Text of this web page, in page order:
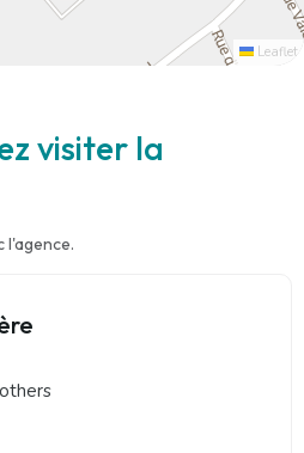
Leaflet
visiter la
l'agence.